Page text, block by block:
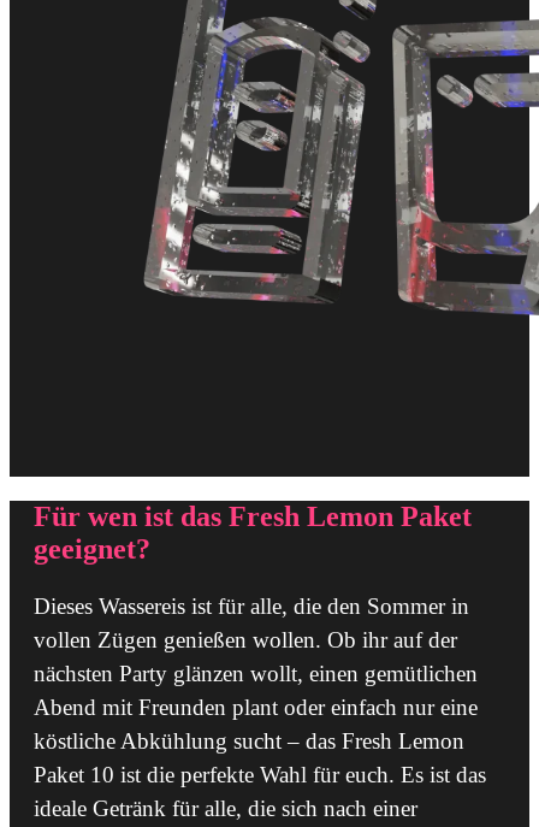
Für wen ist das Fresh Lemon Paket
geeignet?
Dieses Wassereis ist für alle, die den Sommer in
vollen Zügen genießen wollen. Ob ihr auf der
nächsten Party glänzen wollt, einen gemütlichen
Abend mit Freunden plant oder einfach nur eine
köstliche Abkühlung sucht – das Fresh Lemon
Paket 10 ist die perfekte Wahl für euch. Es ist das
ideale Getränk für alle, die sich nach einer